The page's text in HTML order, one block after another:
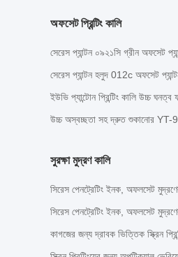
অফসেট প্রিন্টিং কালি
সেরেস প্যান্টন ০৯২১সি গ্রীন অফসেট
সেরেস প্যান্টন হলুদ 012c অফসেট প্যান্টন
ইউভি প্যান্টোন প্রিন্টিং কালি উচ্চ
উচ্চ অস্বচ্ছতা সহ দ্রুত শুকানোর YT-
সুরক্ষা মুদ্রণ কালি
সিরেস পেনট্রেটিং ইনক, অফলসেট
সিরেস পেনট্রেটিং ইনক, অফলসেট
কাগজের জন্য দ্রাবক ভিত্তিক স্ক্রিন